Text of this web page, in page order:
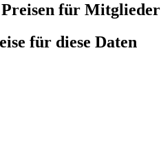
für Mitglieder
für diese Daten